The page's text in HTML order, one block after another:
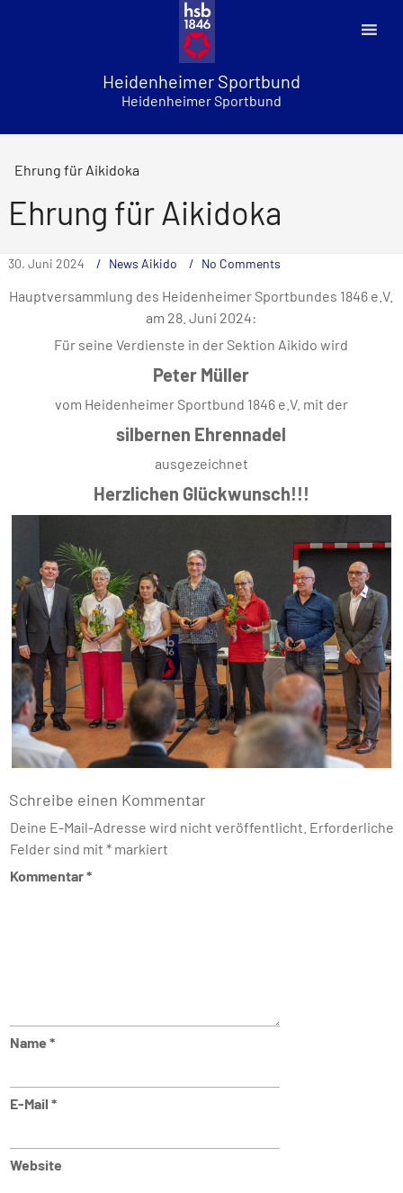
Heidenheimer Sportbund
Heidenheimer Sportbund
Ehrung für Aikidoka
Ehrung für Aikidoka
30. Juni 2024 News Aikido No Comments
Hauptversammlung des Heidenheimer Sportbundes 1846 e.V.
am 28. Juni 2024:
Für seine Verdienste in der Sektion Aikido wird
Peter Müller
vom Heidenheimer Sportbund 1846 e.V. mit der
silbernen Ehrennadel
ausgezeichnet
Herzlichen Glückwunsch!!!
Schreibe einen Kommentar
Deine E-Mail-Adresse wird nicht veröffentlicht. Erforderliche
Felder sind mit *markiert
Kommentar*
Name *
E-Mail *
Website